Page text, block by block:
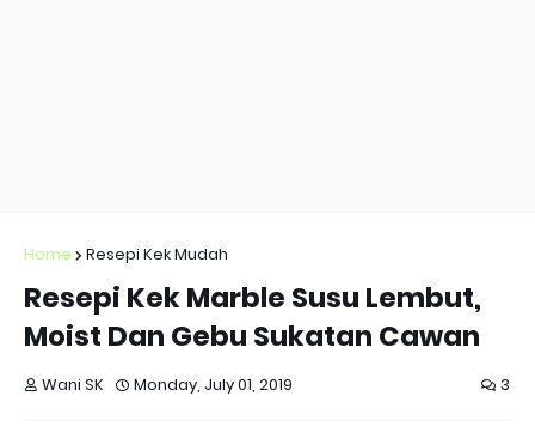
Home Resepi Kek Mudah
Resepi Kek Marble Susu Lembut,
Moist Dan Gebu Sukatan Cawan
Wani SK Monday, July 01, 2019 3